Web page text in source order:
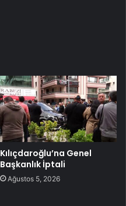
Kılıçdaroğlu’na Genel
Başkanlık İptali
Ağustos 5, 2026